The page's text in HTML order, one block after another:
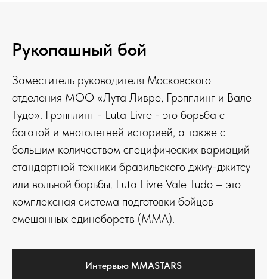
Рукопашный бой
Заместитель руководителя Московского
отделения МОО «Лута Ливре, Грэпплинг и Вале
Тудо». Грэпплинг - Luta Livre - это борьба с
богатой и многолетней историей, а также с
большим количеством специфических вариаций
стандартной техники бразильского джиу-джитсу
или вольной борьбы. Luta Livre Vale Tudo – это
комплексная система подготовки бойцов
смешанных единоборств (ММА).
Интервью MMASTARS